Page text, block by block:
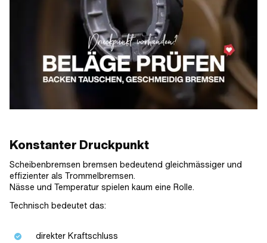
Konstanter Druckpunkt
Scheibenbremsen bremsen bedeutend gleichmässiger und
effizienter als Trommelbremsen.
Nässe und Temperatur spielen kaum eine Rolle.
Technisch bedeutet das:
direkter Kraftschluss